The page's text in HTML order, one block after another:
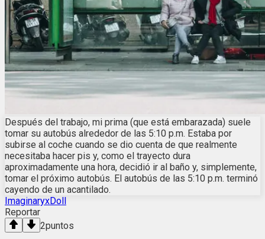
Después del trabajo, mi prima (que está embarazada) suele
tomar su autobús alrededor de las 5:10 p.m. Estaba por
subirse al coche cuando se dio cuenta de que realmente
necesitaba hacer pis y, como el trayecto dura
aproximadamente una hora, decidió ir al baño y, simplemente,
tomar el próximo autobús. El autobús de las 5:10 p.m. terminó
cayendo de un acantilado.
ImaginaryxDoll
Reportar
2puntos